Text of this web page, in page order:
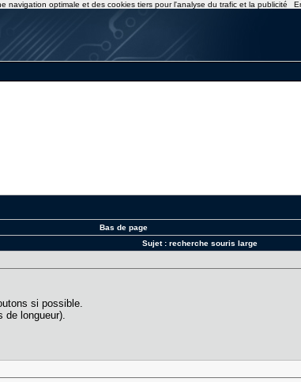
Bas de page
Sujet : recherche souris large
si possible.
de longueur).
navigation optimale et des cookies tiers pour l'analyse du trafic et la publicité